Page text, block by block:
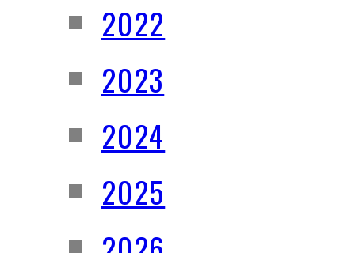
2022
2023
2024
2025